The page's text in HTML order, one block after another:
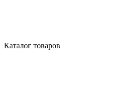
Каталог товаров